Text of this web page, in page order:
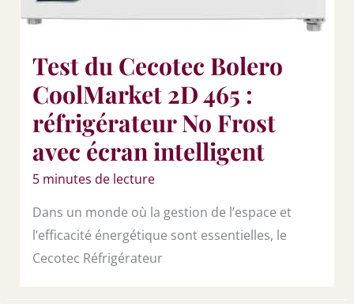
Test du Cecotec Bolero
CoolMarket 2D 465 :
réfrigérateur No Frost
avec écran intelligent
5 minutes de lecture
Dans un monde où la gestion de l’espace et
l’efficacité énergétique sont essentielles, le
Cecotec Réfrigérateur